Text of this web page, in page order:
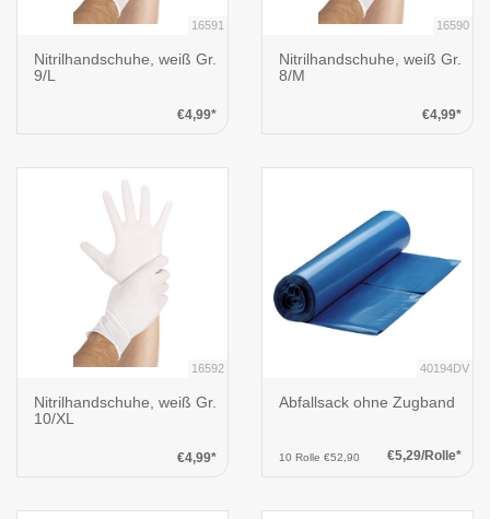
16591
Nitrilhandschuhe, weiß Gr.
9/L
€4,99*
16590
Nitrilhandschuhe, weiß Gr.
8/M
€4,99*
16592
Nitrilhandschuhe, weiß Gr.
10/XL
€4,99*
40194DV
Abfallsack ohne Zugband
10 Rolle €52,90 €5,29/Rolle*